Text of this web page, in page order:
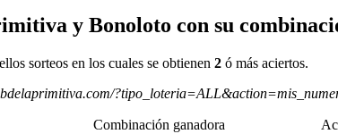
y Bonoloto con su
sorteos en los cuales se obtienen 2 ó más aciertos.
Combinación ganadora